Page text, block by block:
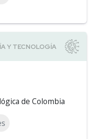
de Colombia